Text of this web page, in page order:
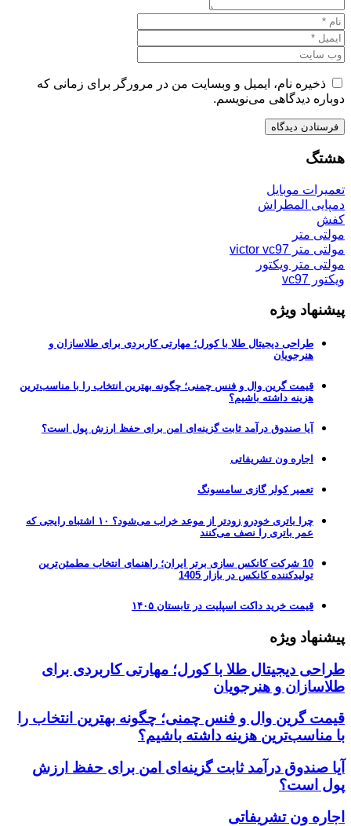
ذخیره نام، ایمیل و وبسایت من در مرورگر برای زمانی که
دوباره دیدگاهی می‌نویسم.
هشتگ
تعمیرات موبایل
دمپایی المطراش
کفش
مولتی متر
مولتی متر victor vc97
مولتی متر ویکتور
ویکتور vc97
پیشنهاد ویژه
طراحی دیجیتال طلا با کورل؛ مهارتی کاربردی برای طلاسازان و
هنرجویان
قیمت گرین وال و فنس چمنی؛ چگونه بهترین انتخاب را با مناسب‌ترین
هزینه داشته باشیم؟
آیا صندوق درآمد ثابت گزینه‌ای امن برای حفظ ارزش پول است؟
اجاره ون تشریفاتی
تعمیر کولر گازی سامسونگ
چرا باتری خودرو زودتر از موعد خراب می‌شود؟ ۱۰ اشتباه رایجی که
عمر باتری را نصف می‌کنند
10 شرکت کانکس سازی برتر ایران؛ راهنمای انتخاب مطمئن‌ترین
تولیدکننده کانکس در بازار 1405
قیمت خرید داکت اسپلیت در تابستان ۱۴۰۵
پیشنهاد ویژه
طراحی دیجیتال طلا با کورل؛ مهارتی کاربردی برای
طلاسازان و هنرجویان
قیمت گرین وال و فنس چمنی؛ چگونه بهترین انتخاب را
با مناسب‌ترین هزینه داشته باشیم؟
آیا صندوق درآمد ثابت گزینه‌ای امن برای حفظ ارزش
پول است؟
اجاره ون تشریفاتی